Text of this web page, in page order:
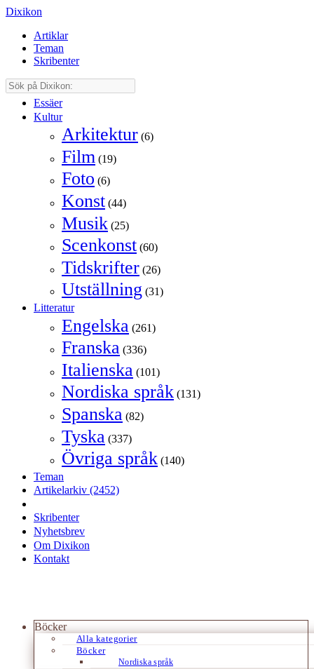
Dixikon
Artiklar
Teman
Skribenter
Essäer
Kultur
Arkitektur (6)
Film (19)
Foto (6)
Konst (44)
Musik (25)
Scenkonst (60)
Tidskrifter (26)
Utställning (31)
Litteratur
Engelska (261)
Franska (336)
Italienska (101)
Nordiska språk (131)
Spanska (82)
Tyska (337)
Övriga språk (140)
Teman
Artikelarkiv (2452)
Skribenter
Nyhetsbrev
Om Dixikon
Kontakt
Böcker
Alla kategorier
Böcker
Nordiska språk